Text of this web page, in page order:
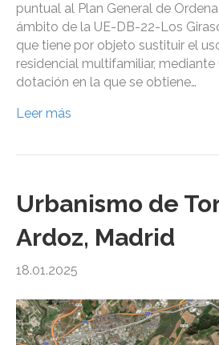
puntual al Plan General de
ámbito de la UE-DB-22-Los
que tiene por objeto sustituir el
residencial multifamiliar,
dotación en la que se obtiene…
Leer más
Urbanismo de
Ardoz, Madrid
18.01.2025